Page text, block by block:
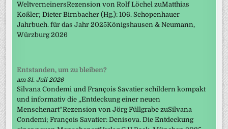
WeltverneinersRezension von Rolf Löchel zuMatthias
Koßler; Dieter Birnbacher (Hg.): 106. Schopenhauer
Jahrbuch. für das Jahr 2025Königshausen & Neumann,
Würzburg 2026
Entstanden, um zu bleiben?
am 31. Juli 2026
Silvana Condemi und François Savatier schildern kompakt
und informativ die „Entdeckung einer neuen
Menschenart“Rezension von Jörg Füllgrabe zuSilvana
Condemi; François Savatier: Denisova. Die Entdeckung